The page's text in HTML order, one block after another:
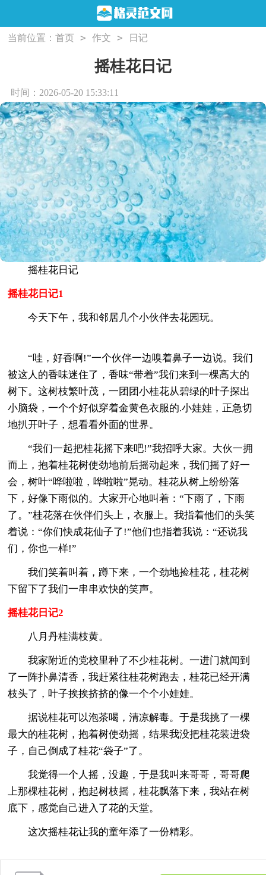
当前位置：首页 > 作文 > 日记
摇桂花日记
时间：2026-05-20 15:33:11
摇桂花日记
摇桂花日记1
今天下午，我和邻居几个小伙伴去花园玩。
“哇，好香啊!”一个伙伴一边嗅着鼻子一边说。我们
被这人的香味迷住了，香味“带着”我们来到一棵高大的
树下。这树枝繁叶茂，一团团小桂花从碧绿的叶子探出
小脑袋，一个个好似穿着金黄色衣服的.小娃娃，正急切
地扒开叶子，想看看外面的世界。
“我们一起把桂花摇下来吧!”我招呼大家。大伙一拥
而上，抱着桂花树使劲地前后摇动起来，我们摇了好一
会，树叶“哗啦啦，哗啦啦”晃动。桂花从树上纷纷落
下，好像下雨似的。大家开心地叫着：“下雨了，下雨
了。”桂花落在伙伴们头上，衣服上。我指着他们的头笑
着说：“你们快成花仙子了!”他们也指着我说：“还说我
们，你也一样!”
我们笑着叫着，蹲下来，一个劲地捡桂花，桂花树
下留下了我们一串串欢快的笑声。
摇桂花日记2
八月丹桂满枝黄。
我家附近的党校里种了不少桂花树。一进门就闻到
了一阵扑鼻清香，我赶紧往桂花树跑去，桂花已经开满
枝头了，叶子挨挨挤挤的像一个个小娃娃。
据说桂花可以泡茶喝，清凉解毒。于是我挑了一棵
最大的桂花树，抱着树使劲摇，结果我没把桂花装进袋
子，自己倒成了桂花“袋子”了。
我觉得一个人摇，没趣，于是我叫来哥哥，哥哥爬
上那棵桂花树，抱起树枝摇，桂花飘落下来，我站在树
底下，感觉自己进入了花的天堂。
这次摇桂花让我的童年添了一份精彩。